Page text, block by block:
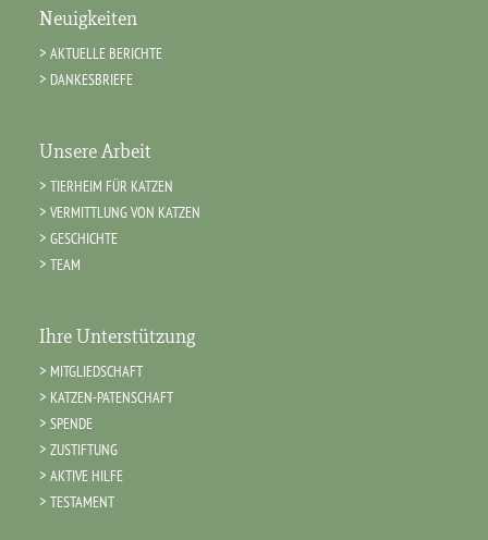
Neuigkeiten
AKTUELLE BERICHTE
DANKESBRIEFE
Unsere Arbeit
TIERHEIM FÜR KATZEN
VERMITTLUNG VON KATZEN
GESCHICHTE
TEAM
Ihre Unterstützung
MITGLIEDSCHAFT
KATZEN-PATENSCHAFT
SPENDE
ZUSTIFTUNG
AKTIVE HILFE
TESTAMENT